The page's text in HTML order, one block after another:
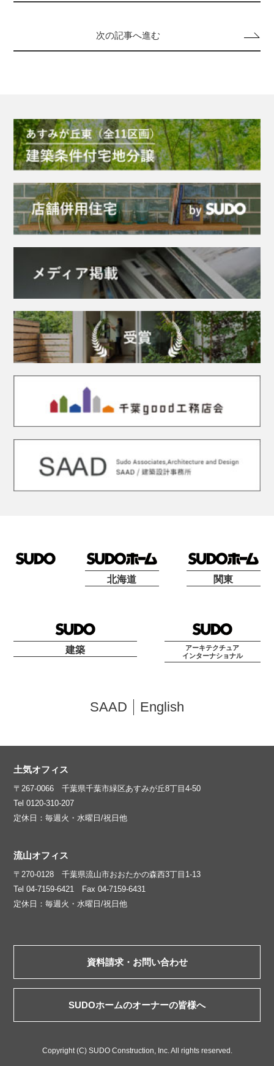
次の記事へ進む
北海道 関東
建築
アーキテクチュア
インターナショナル
SAAD English
土気オフィス
〒267-0066 千葉県千葉市緑区あすみが丘8丁目4-50
Tel 0120-310-207
定休日：毎週火・水曜日/祝日他
流山オフィス
〒270-0128 千葉県流山市おおたかの森西3丁目1-13
Tel 04-7159-6421 Fax 04-7159-6431
定休日：毎週火・水曜日/祝日他
資料請求・お問い合わせ
SUDOホームのオーナーの皆様へ
Copyright (C) SUDO Construction, Inc. All rights reserved.